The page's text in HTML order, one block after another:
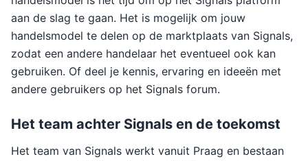
aan de slag te gaan. Het is mogelijk om jouw
handelsmodel te delen op de marktplaats van Signals,
zodat een andere handelaar het eventueel ook kan
gebruiken. Of deel je kennis, ervaring en ideeën met
andere gebruikers op het Signals forum.
Het team achter Signals en de toekomst
Het team van Signals werkt vanuit Praag en bestaan